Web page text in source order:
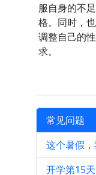
服自身的不
格。同时，
调整自己的
求。
常见问题
这个暑假，
开学第15